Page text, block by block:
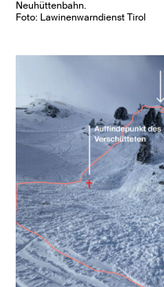
Neuhüttenbahn.
Foto: Lawinenwarndienst Tirol